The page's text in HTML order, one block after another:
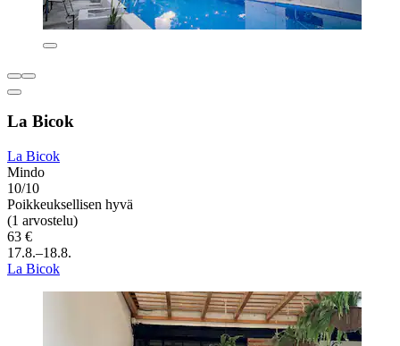
La Bicok
La Bicok
Mindo
10/10
Poikkeuksellisen hyvä
(1 arvostelu)
63 €
17.8.–18.8.
La Bicok